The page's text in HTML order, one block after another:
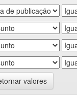
valores